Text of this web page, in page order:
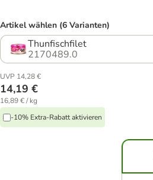
Artikel wählen (6 Varianten)
Thunfischfilet
2170489.0
UVP 14,28 €
14,19 €
16,89 € / kg
-10% Extra-Rabatt aktivieren